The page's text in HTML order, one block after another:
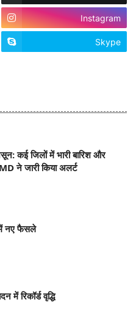
Instagram
Skype
कई जिलों में भारी बारिश और
ने जारी किया अलर्ट
नए फैसले
में रिकॉर्ड वृद्धि